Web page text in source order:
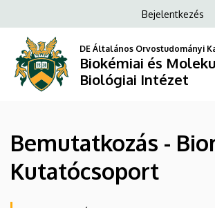
Bemutatkozás
Biomarker
Kutatócsoport
Biokémiai
és
a
tartalomra
Anonim
fiók
menüje
Bejelentkezés
DE Általános Orvostudományi
Biokémiai és
Biológiai Intézet
Bemutatkozás -
Kutatócsoport